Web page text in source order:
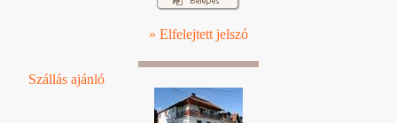
» Elfelejtett jelszó
Szállás ajánló